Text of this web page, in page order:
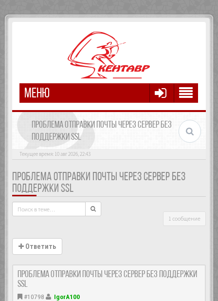
МЕНЮ
ПРОБЛЕМА ОТПРАВКИ ПОЧТЫ ЧЕРЕЗ СЕРВЕР БЕЗ
ПОДДЕРЖКИ SSL
Текущее время: 10 авг 2026, 22:43
ПРОБЛЕМА ОТПРАВКИ ПОЧТЫ ЧЕРЕЗ СЕРВЕР БЕЗ
ПОДДЕРЖКИ SSL
1 сообщение
Ответить
Проблема отправки почты через сервер БЕЗ поддержки
SSL
#10798
IgorA100